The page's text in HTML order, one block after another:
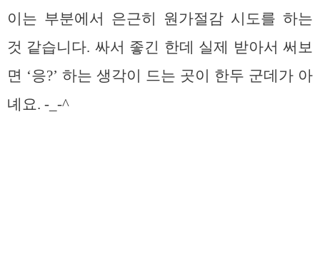
이는 부분에서 은근히 원가절감 시도를 하는
것 같습니다. 싸서 좋긴 한데 실제 받아서 써보
면 ‘응?’ 하는 생각이 드는 곳이 한두 군데가 아
녜요. -_-^